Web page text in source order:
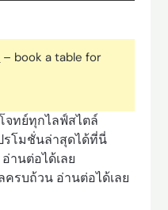
– book a table for
จทย์ทุกไลฟ์สไตล์
รโมชั่นล่าสุดได้ที่นี่
านต่อได้เลย
รบถ้วน อ่านต่อได้เลย